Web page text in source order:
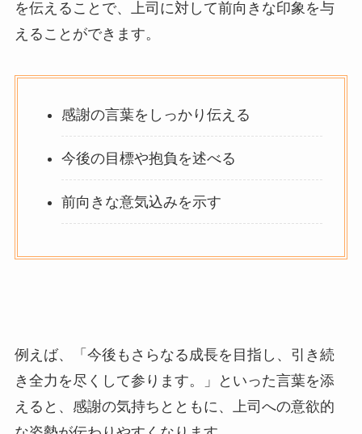
を伝えることで、上司に対して前向きな印象を与
えることができます。
感謝の言葉をしっかり伝える
今後の目標や抱負を述べる
前向きな意気込みを示す
例えば、「 今後もさらなる成長を目指し、引き続
き全力を尽くして参ります。
」といった言葉を添
えると、感謝の気持ちとともに、上司への意欲的